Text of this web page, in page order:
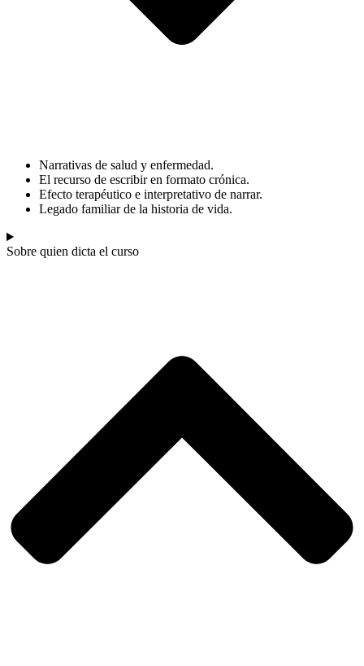
Narrativas de salud y enfermedad.
El recurso de escribir en formato crónica.
Efecto terapéutico e interpretativo de narrar.
Legado familiar de la historia de vida.
Sobre quien dicta el curso